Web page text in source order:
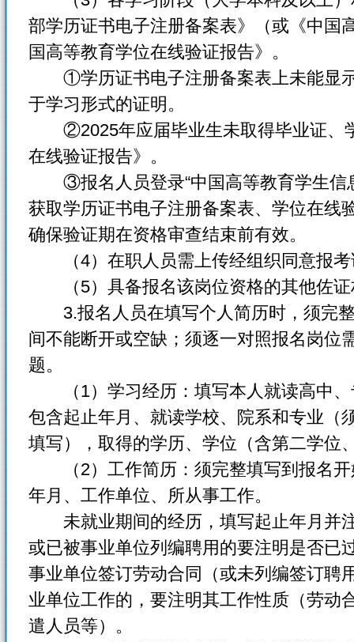
部学历证书电子注册备案表》（或《中国
国高等教育学位在线验证报告》。
①学历证书电子注册备案表上未能显示
于学习形式的证明。
②2025年应届毕业生未取得毕业证、
在线验证报告》。
③报名人员登录“中国高等教育学生信
获取学历证书电子注册备案表、学位在线
确保验证期在资格审查结束前有效。
（4）在职人员需上传经组织同意报考
（5）具备报名该岗位资格的其他佐证
3.报名人员在填写个人简历时，须完整
间不能断开或空缺；须逐一对照报名岗位
题。
（1）学习经历：填写本人就读高中、
包含起止年月、就读学校、院系和专业（
填写），取得的学历、学位（含第二学位
（2）工作简历：须完整填写到报名开
年月、工作单位、所从事工作。
未就业期间的经历，填写起止年月并注
或已被事业单位列编聘用的要注明是否已
事业单位签订劳动合同（或未列编签订聘
业单位工作的，要注明其工作性质（劳动
遣人员等）。